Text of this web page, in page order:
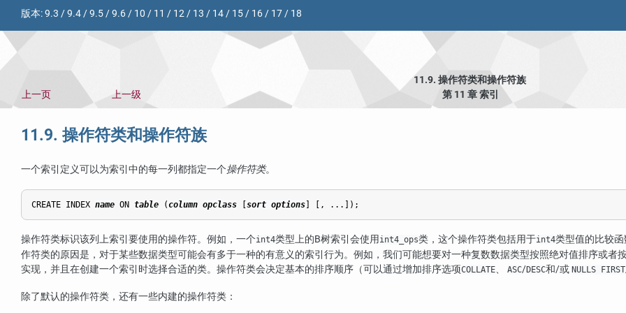
版本:9.3 /9.4/9.5/9.6/ 10 / 11 / 12/ 13 / 14/ 15/ 16/ 17/ 18
11.9. 操作符类和操作符族
上一页
上一级 第 11 章 索引
11.9. 操作符类和操作符族
一个索引定义可以为索引中的每一列都指定一个操作符类。
CREATE INDEX name ON table ( column opclass [sort options] [ , ... ]);
操作符类标识该列上索引要使用的操作符。例如，一个int4类型上的B树索引会使用 int4_ops类，这个操作符类包括用于int4类型值的比较
作符类的原因是，对于某些数据类型可能会有多于一种的有意义的索引行为。例如，我们可能想要对一种复数数据类型按照绝对值排序或
实现，并且在创建一个索引时选择合适的类。操作符类会决定基本的排序顺序（可以通过增加排序选项COLLATE、 ASC/DESC和/或 NULLS FIRST
除了默认的操作符类，还有一些内建的操作符类：